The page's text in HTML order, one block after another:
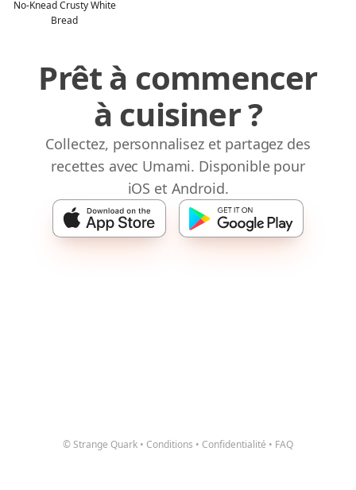
No-Knead Crusty White
Bread
Prêt à commencer
à cuisiner ?
Collectez, personnalisez et partagez des
recettes avec Umami. Disponible pour
iOS et Android.
© Strange Quark • Conditions • Confidentialité • FAQ